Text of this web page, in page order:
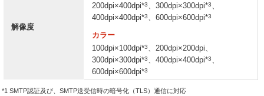
解像度
200dpi×400dpi*3、300dpi×300dpi*3、
400dpi×400dpi*3、600dpi×600dpi*3
カラー
100dpi×100dpi*3、200dpi×200dpi、
300dpi×300dpi*3、400dpi×400dpi*3、
600dpi×600dpi*3
*1 SMTP認証及び、SMTP送受信時の暗号化（TLS）通信に対応